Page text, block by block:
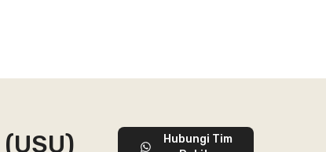
Hubungi Tim